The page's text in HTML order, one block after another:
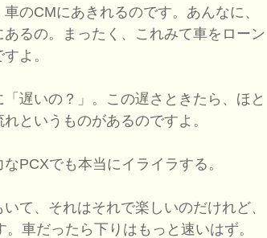
のCMにあきれるのです。あんなに、
るの。まったく、これみて車をローン
よ。
遅いの？」。この遅さときたら、ほと
というものがあるのですよ。
PCXでも本当にイライラする。
て、それはそれで楽しいのだけれど、
車だったら下りはもっと速いはず。